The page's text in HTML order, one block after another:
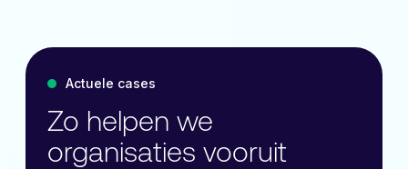
Actuele cases
Zo helpen we
organisaties vooruit